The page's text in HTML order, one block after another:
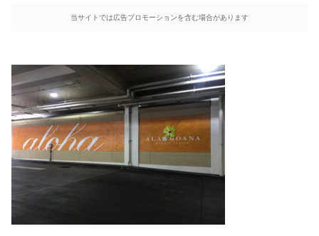
当サイトでは広告プロモーションを含む場合があります